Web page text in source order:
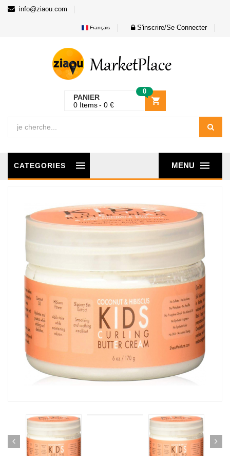
info@ziaou.com
Français S'inscrire/Se Connecter
PANIER
0
0 Items 0 €
MENU
CATEGORIES